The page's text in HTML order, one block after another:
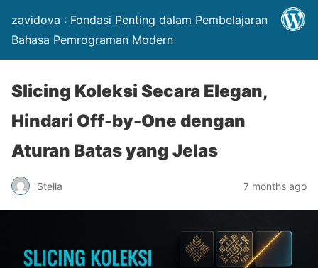
zavidova : Fondasi Penting dalam Pembelajaran
Bahasa Pemrograman Modern
Slicing Koleksi Secara Elegan,
Hindari Off-by-One dengan
Aturan Batas yang Jelas
Stella 7 months ago